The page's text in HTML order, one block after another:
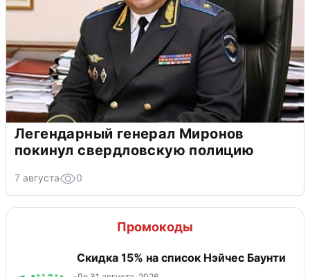
Легендарный генерал Миронов
покинул свердловскую полицию
7 августа 0
Промокоды
Скидка 15% на список Нэйчес Баунти